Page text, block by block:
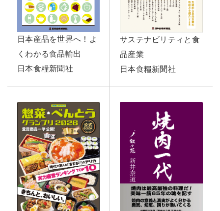
日本産品を世界へ！よ
くわかる食品輸出
日本食糧新聞社
サステナビリティと食
品産業
日本食糧新聞社